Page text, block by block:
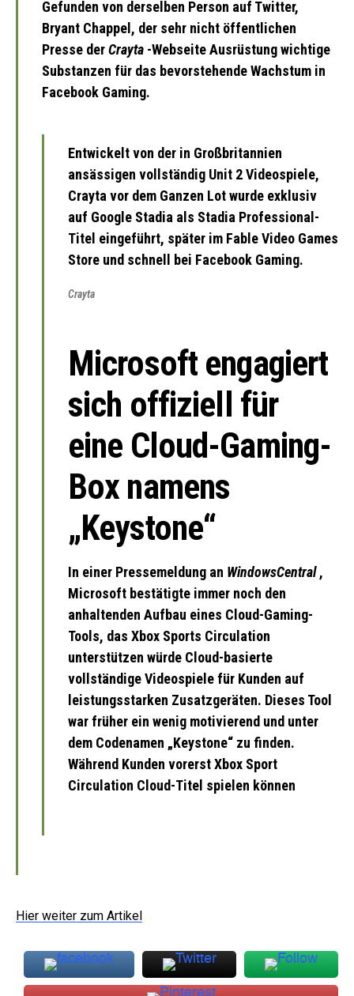
Gefunden von derselben Person auf Twitter,
Bryant Chappel, der sehr nicht öffentlichen
Presse derCrayta -Webseite Ausrüstung wichtige
Substanzen für das bevorstehende Wachstum in
Facebook Gaming.
Entwickelt von der in Großbritannien
ansässigen vollständig Unit 2 Videospiele,
Crayta vor dem Ganzen Lot wurde exklusiv
auf Google Stadia als Stadia Professional-
Titel eingeführt, später im Fable Video Games
Store und schnell bei Facebook Gaming.
Crayta
Microsoft engagiert
sich offiziell für
eine Cloud-Gaming-
Box namens
„Keystone“
In einer Pressemeldung an WindowsCentral,
Microsoft bestätigte immer noch den
anhaltenden Aufbau eines Cloud-Gaming-
Tools, das Xbox Sports Circulation
unterstützen würde Cloud-basierte
vollständige Videospiele für Kunden auf
leistungsstarken Zusatzgeräten. Dieses Tool
war früher ein wenig motivierend und unter
dem Codenamen „Keystone“ zu finden.
Während Kunden vorerst Xbox Sport
Circulation Cloud-Titel spielen können
Hier weiter zum Artikel